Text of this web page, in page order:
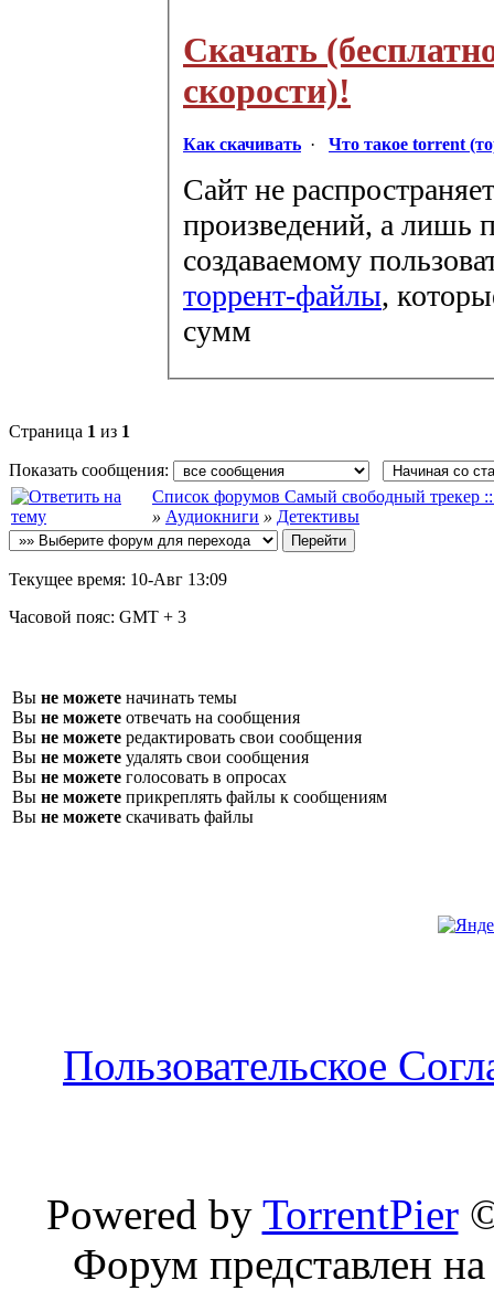
Скачать
скорости)!
Как скачивать · Что такое torrent
Сайт не
произведений, а лишь
создаваемому
торрент-файлы,
сумм
Страница 1 из 1
Показать сообщения:
Список форумов Самый свободный трекер
» Аудиокниги » Детективы
Текущее время: 10-Авг 13:09
Часовой пояс: GMT + 3
Вы не можете начинать темы
Вы не можете отвечать на сообщения
Вы не можете редактировать свои сообщения
Вы не можете удалять свои сообщения
Вы не можете голосовать в опросах
Вы не можете прикреплять файлы к сообщениям
Вы не можете скачивать файлы
Пользовательское
Powered by TorrentPier
Форум представлен